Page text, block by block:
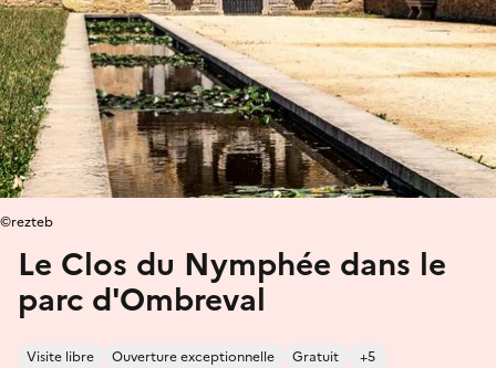
Le Clos du Nymphée dans le
parc d'Ombreval
Visite libre Ouverture exceptionnelle Gratuit +5
©rezteb